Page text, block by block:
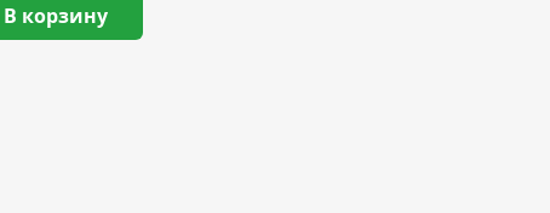
В корзину